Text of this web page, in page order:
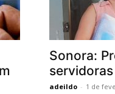
Sonora:
adeildo - 1 de